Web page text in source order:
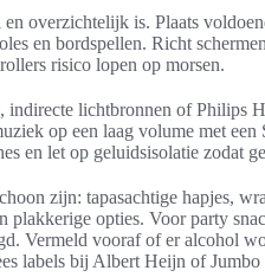
overzichtelijk is. Plaats
en bordspellen. Richt
risico lopen op morsen.
indirecte lichtbronnen of Philips
op een laag volume met
en let op geluidsisolatie zodat
zijn: tapasachtige hapjes,
plakkerige opties. Voor party
Vermeld vooraf of er alcohol
labels bij Albert Heijn of